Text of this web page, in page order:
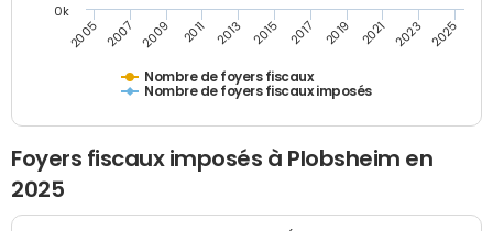
Nombre de foyers fiscaux
Nombre de foyers fiscaux imposés
2005 2007 2009 2011 2013 2015 2017 2019 2021 2023 2025
0k
Foyers fiscaux imposés à Plobsheim en
2025